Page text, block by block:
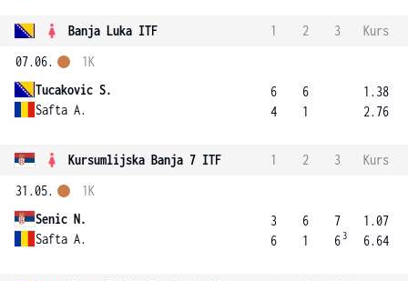
Banja Luka ITF 1 2 3
Kurs
07.06.
Tucakovic S.
Safta A.
1K
6
4
6
1
1.38
2.76
Kursumlijska Banja 7 ITF 1 2 3
Kurs
31.05.
Senic N.
Safta A.
1K
3
6
6
1
7
6 3
1.07
6.64